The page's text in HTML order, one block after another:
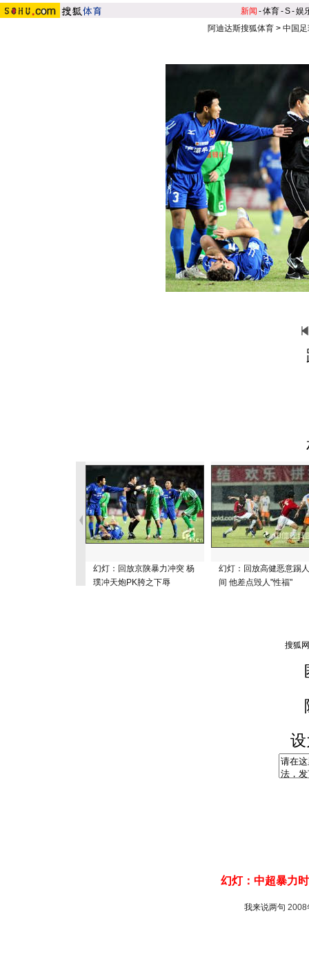
新闻 -体育-S-娱
阿迪达斯搜狐体育 > 中国
幻灯：回放京陕暴力冲突 杨
璞冲天炮PK胯之下辱
幻灯：回放高健恶意踢
间 他差点毁人"性福"
幻灯：中超暴力
我来说两句 2008